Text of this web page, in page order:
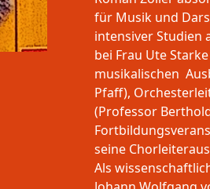
für Musik und
intensiver Studien
bei Frau Ute
musikalischen
Pfaff),
(Professor
seine
Als